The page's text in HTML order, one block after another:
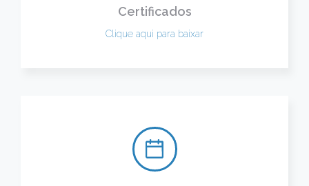
Certificados
Clique aqui para baixar